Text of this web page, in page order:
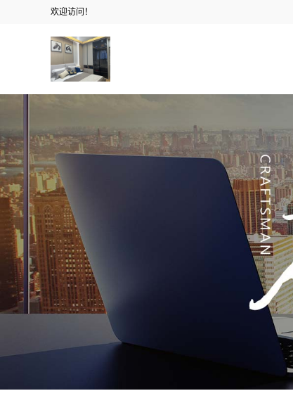
欢迎访问！